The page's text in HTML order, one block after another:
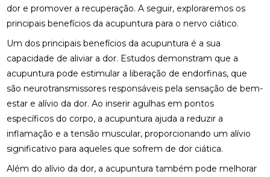
dor e promover a recuperação. A seguir, exploraremos os
principais benefícios da acupuntura para o nervo ciático.
Um dos principais benefícios da acupuntura é a sua
capacidade de aliviar a dor. Estudos demonstram que a
acupuntura pode estimular a liberação de endorfinas, que
são neurotransmissores responsáveis pela sensação de bem-
estar e alívio da dor. Ao inserir agulhas em pontos
específicos do corpo, a acupuntura ajuda a reduzir a
inflamação e a tensão muscular, proporcionando um alívio
significativo para aqueles que sofrem de dor ciática.
Além do alívio da dor, a acupuntura também pode melhorar
ACUPUNTURA PARA NERVO CIÁTICO: ALÍVIO EFICAZ
PARA DOR E MELHORA DA MOBILIDADE
ACUPUNTURA PARA O NERVO CIÁTICO: ALÍVIO
NATURAL E EFICAZ
ACUPUNTURA PERTO DE MIM: ENCONTRE O
MELHOR ATENDIMENTO NA SUA REGIÃO
ACUPUNTURA PERTO DE MIM: ENCONTRE O
MELHOR ATENDIMENTO PARA SEU BEM-ESTAR
ACUPUNTURA RJ: ALÍVIO E BEM-ESTAR
rpg escoliose